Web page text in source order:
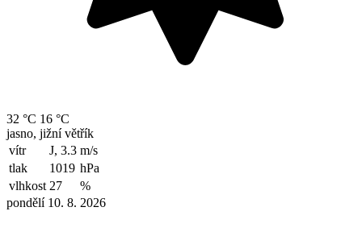
32 °C 16 °C
jasno, jižní větřík
vítr
J, 3.3 m/s
tlak
1019 hPa
vlhkost 27
%
pondělí 10. 8. 2026